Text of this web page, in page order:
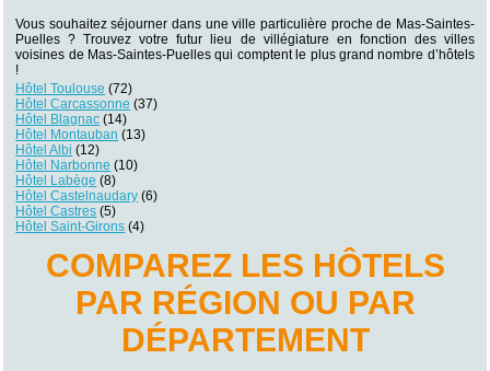
Vous souhaitez séjourner dans une ville particulière proche de Mas-Saintes-
Puelles ? Trouvez votre futur lieu de villégiature en fonction des villes
voisines de Mas-Saintes-Puelles qui comptent le plus grand nombre d’hôtels
!
Hôtel Toulouse (72)
Hôtel Carcassonne (37)
Hôtel Blagnac (14)
Hôtel Montauban (13)
Hôtel Albi (12)
Hôtel Narbonne (10)
Hôtel Labège (8)
Hôtel Castelnaudary (6)
Hôtel Castres (5)
Hôtel Saint-Girons (4)
COMPAREZ LES HÔTELS
PAR RÉGION OU PAR
DÉPARTEMENT